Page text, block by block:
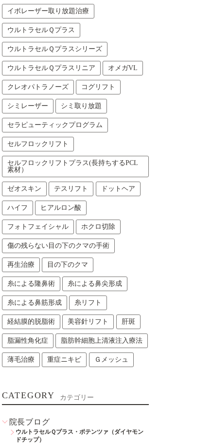
イボレーザー取り放題治療
ウルトラセルＱプラス
ウルトラセルＱプラスシリーズ
ウルトラセルＱプラスリニア オメガVL
クレオパトラノーズ コグリフト
シミレーザー シミ取り放題
セラピューティックプログラム
セルフロックリフト
セルフロックリフトプラス(長持ちするPCL
素材）
ゼオスキン テスリフト ドットヘア
ハイフ ヒアルロン酸
フォトフェイシャル ホクロ切除
傷の残らない目の下のクマの手術
再生治療 目の下のクマ
糸による隆鼻術 糸による鼻尖形成
糸による鼻筋形成 糸リフト
経結膜的脱脂術 美容針リフト 肝斑
脂漏性角化症 脂肪幹細胞上清液注入療法
薄毛治療 重症ニキビ Ｇメッシュ
CATEGORY カテゴリー
院長ブログ
ウルトラセルＱプラス・ポテンツァ（ダイヤモン
ドチップ）